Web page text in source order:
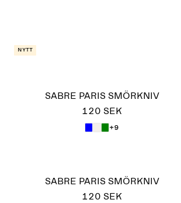
Nytt
SABRE PARIS SMÖRKNIV
120 SEK
+9
SABRE PARIS SMÖRKNIV
120 SEK